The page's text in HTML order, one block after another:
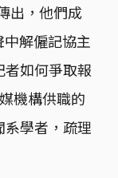
出，他們成
解僱記協主
如何爭取報
機構供職的
學者，疏理